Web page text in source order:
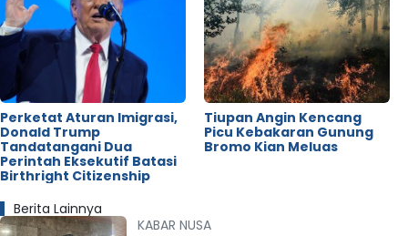
Perketat Aturan Imigrasi,
Donald Trump
Tandatangani Dua
Perintah Eksekutif Batasi
Birthright Citizenship
Tiupan Angin Kencang
Picu Kebakaran Gunung
Bromo Kian Meluas
Berita Lainnya
KABAR NUSA